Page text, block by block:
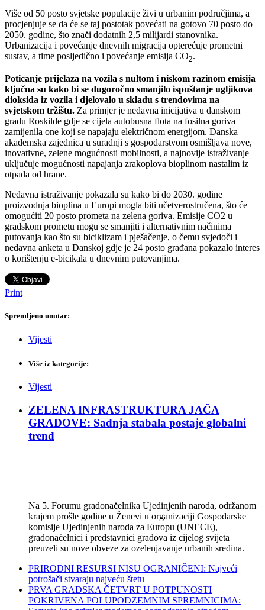
Više od 50 posto svjetske populacije živi u urbanim područjima, a
procjenjuje se da će se taj postotak povećati na gotovo 70 posto do
2050. godine, što znači dodatnih 2,5 milijardi stanovnika.
Urbanizacija i povećanje dnevnih migracija opterećuje prometni
sustav, a time posljedično i povećanje emisija CO2.
Poticanje prijelaza na vozila s nultom i niskom razinom emisija
ključna su kako bi se dugoročno smanjilo ispuštanje ugljikova
dioksida iz vozila i djelovalo u skladu s trendovima na
svjetskom tržištu. Za primjer je nedavna inicijativa u danskom
gradu Roskilde gdje se cijela autobusna flota na fosilna goriva
zamijenila one koji se napajaju električnom energijom. Danska
akademska zajednica u suradnji s gospodarstvom osmišljava nove,
inovativne, zelene mogućnosti mobilnosti, a najnovije istraživanje
uključuje mogućnosti napajanja zrakoplova bioplinom nastalim iz
otpada od hrane.
Nedavna istraživanje pokazala su kako bi do 2030. godine
proizvodnja bioplina u Europi mogla biti učetverostručena, što će
omogućiti 20 posto prometa na zelena goriva. Emisije CO2 u
gradskom prometu mogu se smanjiti i alternativnim načinima
putovanja kao što su biciklizam i pješačenje, o čemu svjedoči i
nedavna anketa u Danskoj gdje je 24 posto građana pokazalo interes
o korištenju e-bicikala u dnevnim putovanjima.
Print
Spremljeno unutar:
Vijesti
Više iz kategorije:
Vijesti
ZELENA INFRASTRUKTURA JAČA
GRADOVE: Sadnja stabala postaje globalni
trend
Na 5. Forumu gradonačelnika Ujedinjenih naroda, održanom
krajem prošle godine u Ženevi u organizaciji Gospodarske
komisije Ujedinjenih naroda za Europu (UNECE),
gradonačelnici i predstavnici gradova iz cijelog svijeta
preuzeli su nove obveze za ozelenjavanje urbanih sredina.
PRIRODNI RESURSI NISU OGRANIČENI: Najveći
potrošači stvaraju najveću štetu
PRVA GRADSKA ČETVRT U POTPUNOSTI
POKRIVENA POLUPODZEMNIM SPREMNICIMA: